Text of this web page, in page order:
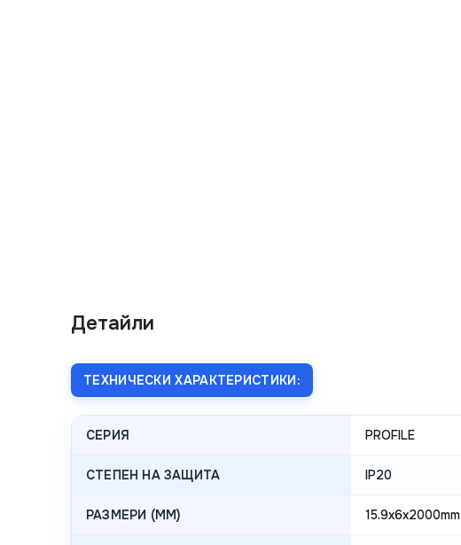
Детайли
ТЕХНИЧЕСКИ ХАРАКТЕРИСТИКИ:
СЕРИЯ PROFILE
СТЕПЕН НА ЗАЩИТА IP20
РАЗМЕРИ (MM) 15.9x6x2000mm